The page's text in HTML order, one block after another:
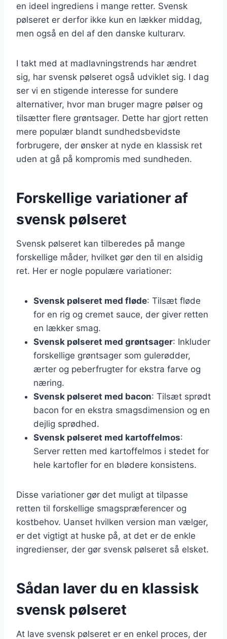
en ideel ingrediens i mange retter. Svensk
pølseret er derfor ikke kun en lækker middag,
men også en del af den danske kulturarv.
I takt med at madlavningstrends har ændret
sig, har svensk pølseret også udviklet sig. I dag
ser vi en stigende interesse for sundere
alternativer, hvor man bruger magre pølser og
tilsætter flere grøntsager. Dette har gjort retten
mere populær blandt sundhedsbevidste
forbrugere, der ønsker at nyde en klassisk ret
uden at gå på kompromis med sundheden.
Forskellige variationer af
svensk pølseret
Svensk pølseret kan tilberedes på mange
forskellige måder, hvilket gør den til en alsidig
ret. Her er nogle populære variationer:
Svensk pølseret med fløde: Tilsæt fløde
for en rig og cremet sauce, der giver retten
en lækker smag.
Svensk pølseret med grøntsager: Inkluder
forskellige grøntsager som gulerødder,
ærter og peberfrugter for ekstra farve og
næring.
Svensk pølseret med bacon: Tilsæt sprødt
bacon for en ekstra smagsdimension og en
dejlig sprødhed.
Svensk pølseret med kartoffelmos:
Server retten med kartoffelmos i stedet for
hele kartofler for en blødere konsistens.
Disse variationer gør det muligt at tilpasse
retten til forskellige smagspræferencer og
kostbehov. Uanset hvilken version man vælger,
er det vigtigt at huske på, at det er de enkle
ingredienser, der gør svensk pølseret så elsket.
Sådan laver du en klassisk
svensk pølseret
At lave svensk pølseret er en enkel proces, der